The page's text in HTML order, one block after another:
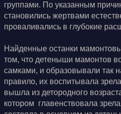
группами. По указанным
становились жертвами
проваливались в глубокие
Найденные останки
том, что детеныши мамонтов
самками, и образовывали так
правило, их воспитывала
вышла из детородного
котором главенствовала